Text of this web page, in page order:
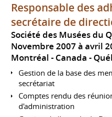
Responsable des
secrétaire de
Société des Musées du
Novembre 2007 à avril
Montréal
Canada -
Gestion de la base des
secrétariat
Comptes rendu des
d'administration